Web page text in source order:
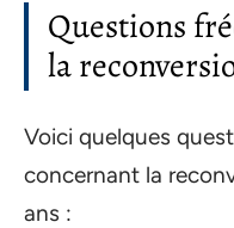
Questions
la
Voici quelques
concernant la
ans :